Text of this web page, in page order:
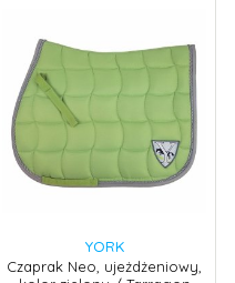
YORK
Czaprak Neo, ujeżdżeniowy,